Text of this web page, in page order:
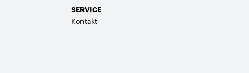
SERVICE
Kontakt